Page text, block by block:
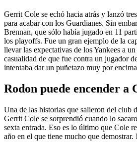
Gerrit Cole se echó hacia atrás y lanzó
para acabar con los Guardianes. Sin
Brennan, que sólo había jugado en 11
los playoffs. Fue un gran ejemplo de la
llevar las expectativas de los Yankees a
casualidad de que fue contra un jugador
intentaba dar un puñetazo muy por
Rodon puede encender a
Una de las historias que salieron del club
Gerrit Cole se sorprendió cuando lo
sexta entrada. Eso es lo último que Cole
año en el que tiene mucho que demostrar.